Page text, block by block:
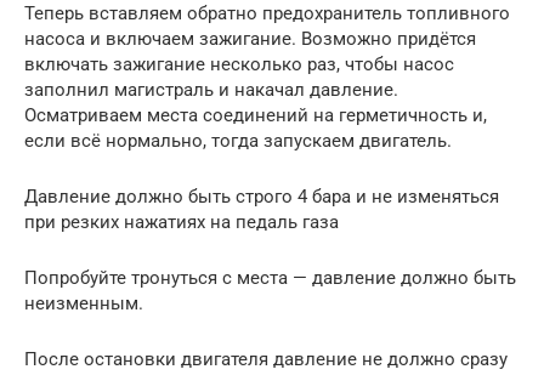
Теперь вставляем обратно предохранитель топливного
насоса и включаем зажигание. Возможно придётся
включать зажигание несколько раз, чтобы насос
заполнил магистраль и накачал давление.
Осматриваем места соединений на герметичность и,
если всё нормально, тогда запускаем двигатель.
Давление должно быть строго 4 бара и не изменяться
при резких нажатиях на педаль газа
Попробуйте тронуться с места — давление должно быть
неизменным.
После остановки двигателя давление не должно сразу